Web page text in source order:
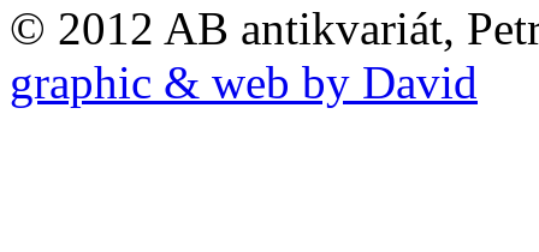
© 2012 AB antikvariát,
graphic & web by David